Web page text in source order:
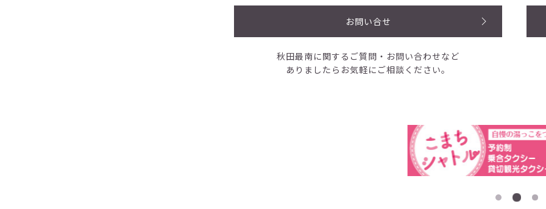
お問い合せ
秋田最南に関するご質問・お問い合わせなど
ありましたらお気軽にご相談ください。